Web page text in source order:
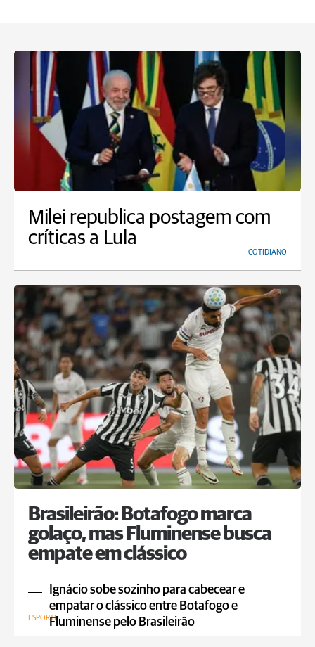
Milei republica postagem com
críticas a Lula
COTIDIANO
Brasileirão: Botafogo marca
golaço, mas Fluminense busca
empate em clássico
Ignácio sobe sozinho para cabecear e
empatar o clássico entre Botafogo e
Fluminense pelo Brasileirão
ESPORTE